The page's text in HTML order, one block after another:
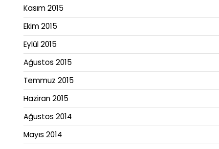
Kasım 2015
Ekim 2015
Eylül 2015
Ağustos 2015
Temmuz 2015
Haziran 2015
Ağustos 2014
Mayıs 2014